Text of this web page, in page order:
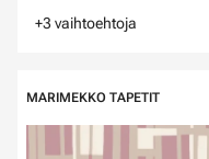
+3 vaihtoehtoja
MARIMEKKO TAPETIT